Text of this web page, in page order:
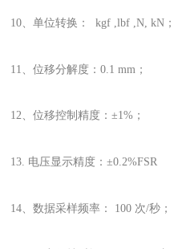
10、单位转换： kgf ,lbf ,N, kN；
11、位移分解度：0.1 mm；
12、位移控制精度：±1%；
13. 电压显示精度：±0.2%FSR
14、数据采样频率： 100 次/秒；